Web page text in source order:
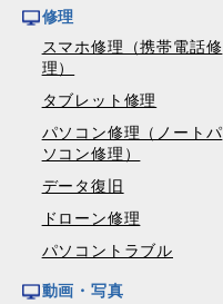
修理
スマホ修理（携帯電話修
理）
タブレット修理
パソコン修理（ノートパ
ソコン修理）
データ復旧
ドローン修理
パソコントラブル
動画・写真